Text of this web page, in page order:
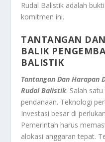
Rudal Balistik adalah
komitmen ini.
TANTANGAN
BALIK
BALISTIK
Tantangan Dan Harapan
Rudal Balistik. Salah
pendanaan. Teknologi
Investasi besar di
Pemerintah harus
alokasi anggaran tepat.